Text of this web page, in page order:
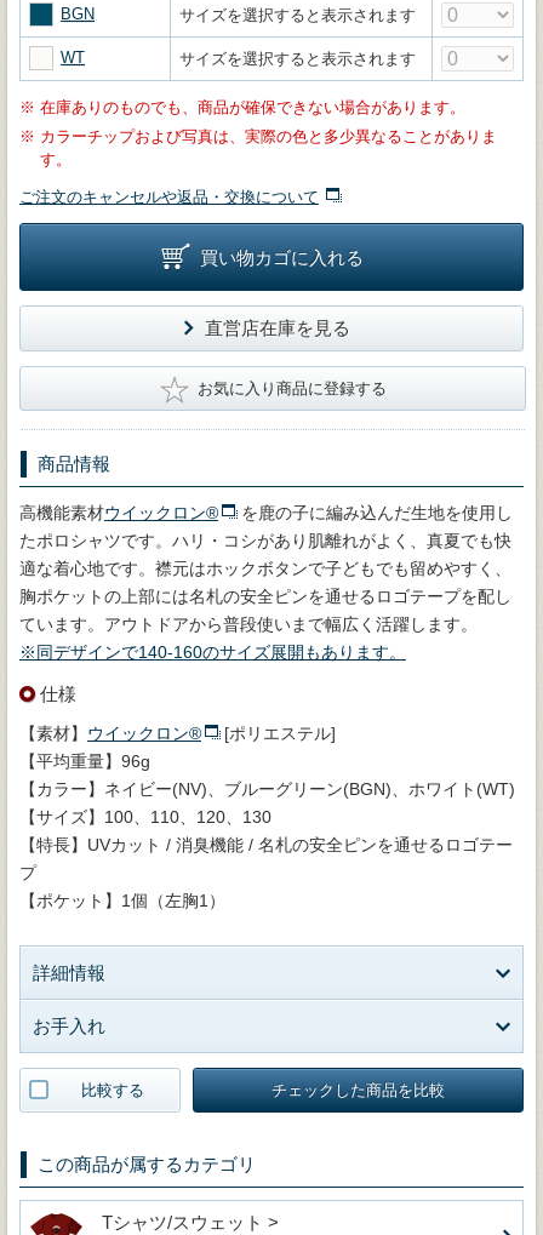
BGN サイズを選択すると表示されます
WT サイズを選択すると表示されます
※ 在庫ありのものでも、商品が確保できない場合があります。
※ カラーチップおよび写真は、実際の色と多少異なることがありま
す。
ご注文のキャンセルや返品・交換について
買い物カゴに入れる
直営店在庫を見る
★ お気に入り商品に登録する
商品情報
高機能素材ウイックロン®
を鹿の子に編み込んだ生地を使用し
たポロシャツです。ハリ・コシがあり肌離れがよく、真夏でも快
適な着心地です。襟元はホックボタンで子どもでも留めやすく、
胸ポケットの上部には名札の安全ピンを通せるロゴテープを配し
ています。アウトドアから普段使いまで幅広く活躍します。
※同デザインで140-160のサイズ展開もあります。
仕様
【素材】 ウイックロン®
[ポリエステル]
【平均重量】96g
【カラー】ネイビー(NV)、ブルーグリーン(BGN)、ホワイト(WT)
【サイズ】100、110、120、130
【特長】UVカット / 消臭機能 / 名札の安全ピンを通せるロゴテー
プ
【ポケット】1個（左胸1）
詳細情報
お手入れ
比較する チェックした商品を比較
この商品が属するカテゴリ
Tシャツ/スウェット >